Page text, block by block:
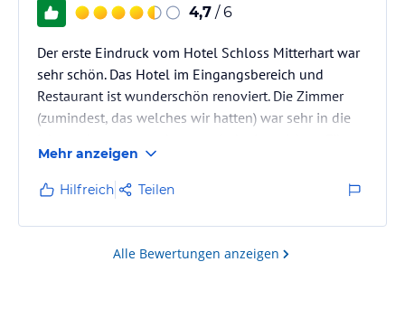
4,7 / 6
Der erste Eindruck vom Hotel Schloss Mitterhart war
sehr schön. Das Hotel im Eingangsbereich und
Restaurant ist wunderschön renoviert. Die Zimmer
(zumindest, das welches wir hatten) war sehr in die
den Preis hätten wir ein wenig mehr Komfort
gewünscht. Die Türstöcke sind super niedrig, mein
Mann hat sich 2 x schrecklich den Kopf gestoßen
Mehr anzeigen
Hilfreich Teilen
Alle Bewertungen anzeigen